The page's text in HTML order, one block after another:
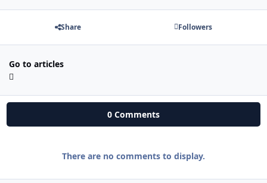
Share Followers
Go to articles
0 Comments
There are no comments to display.